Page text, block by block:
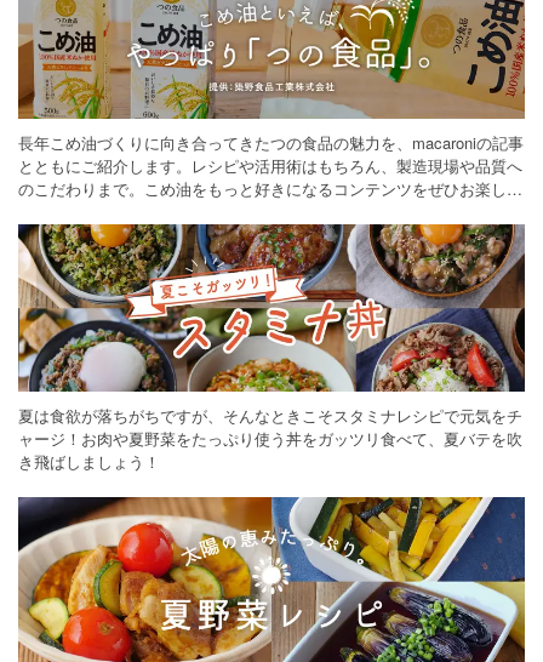
長年こめ油づくりに向き合ってきたつの食品の魅力を、macaroniの記事
とともにご紹介します。レシピや活用術はもちろん、製造現場や品質へ
のこだわりまで。こめ油をもっと好きになるコンテンツをぜひお楽しみ
夏は食欲が落ちがちですが、そんなときこそスタミナレシピで元気をチ
ャージ！お肉や夏野菜をたっぷり使う丼をガッツリ食べて、夏バテを吹
き飛ばしましょう！